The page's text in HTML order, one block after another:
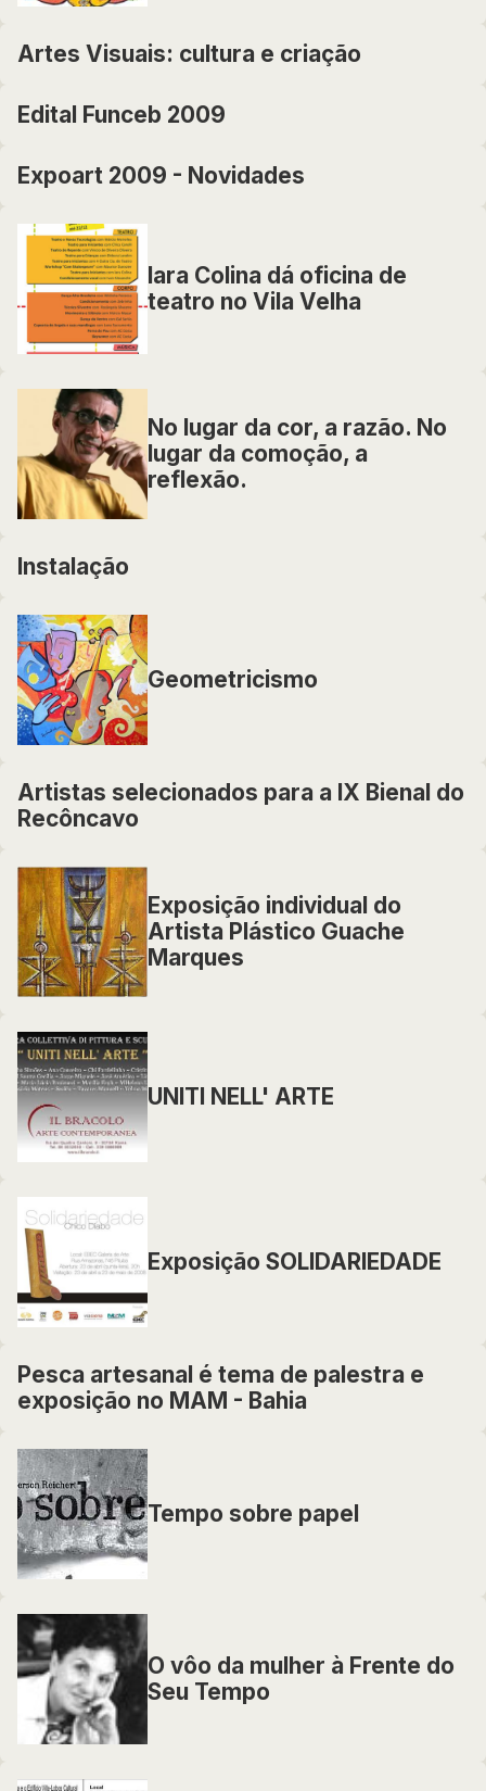
Artes Visuais: cultura e criação
Edital Funceb 2009
Expoart 2009 - Novidades
Iara Colina dá oficina de
teatro no Vila Velha
No lugar da cor, a razão. No
lugar da comoção, a
reflexão.
Instalação
Geometricismo
Artistas selecionados para a IX Bienal do
Recôncavo
Exposição individual do
Artista Plástico Guache
Marques
UNITI NELL' ARTE
Exposição SOLIDARIEDADE
Pesca artesanal é tema de palestra e
exposição no MAM - Bahia
Tempo sobre papel
O vôo da mulher à Frente do
Seu Tempo